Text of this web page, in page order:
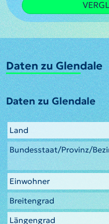
Daten zu Glendale
Daten zu Glendale
Land
Bundesstaat/Provinz/
Einwohner
Breitengrad
Längengrad